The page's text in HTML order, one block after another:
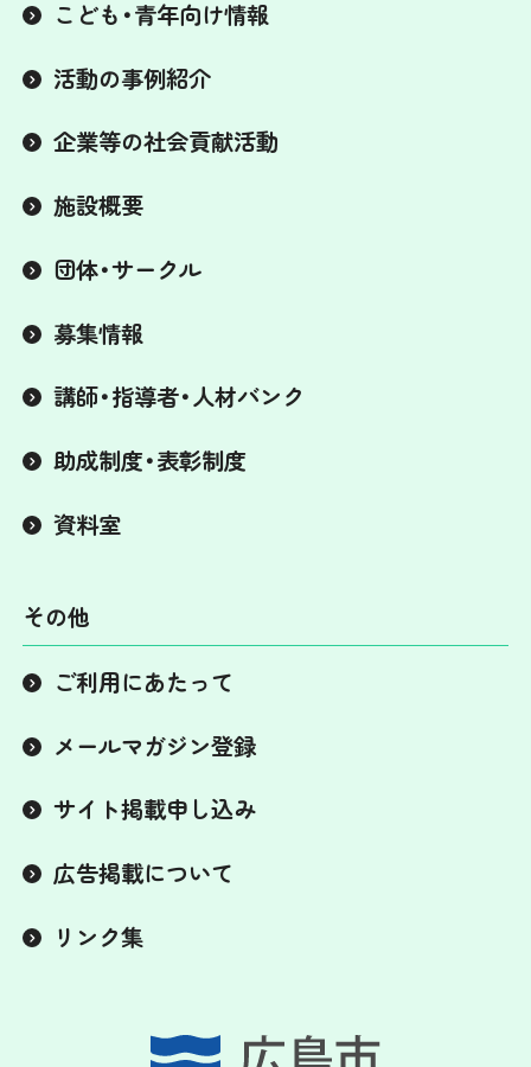
こども・青年向け情報
活動の事例紹介
企業等の社会貢献活動
施設概要
団体・サークル
募集情報
講師・指導者・人材バンク
助成制度・表彰制度
資料室
その他
ご利用にあたって
メールマガジン登録
サイト掲載申し込み
広告掲載について
リンク集